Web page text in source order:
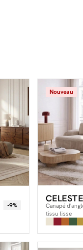
-9%
Nouveau
CELESTE
Canapé
tissu lisse